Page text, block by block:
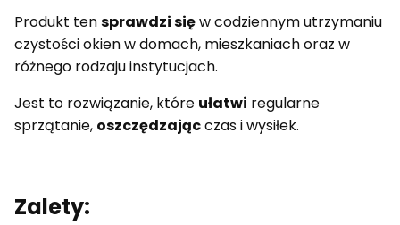
Produkt tensprawdzi sięw codziennym utrzymaniu
czystości okien w domach, mieszkaniach oraz w
różnego rodzaju instytucjach.
Jest to rozwiązanie, które ułatwi regularne
sprzątanie, oszczędzającczas i wysiłek.
Zalety: